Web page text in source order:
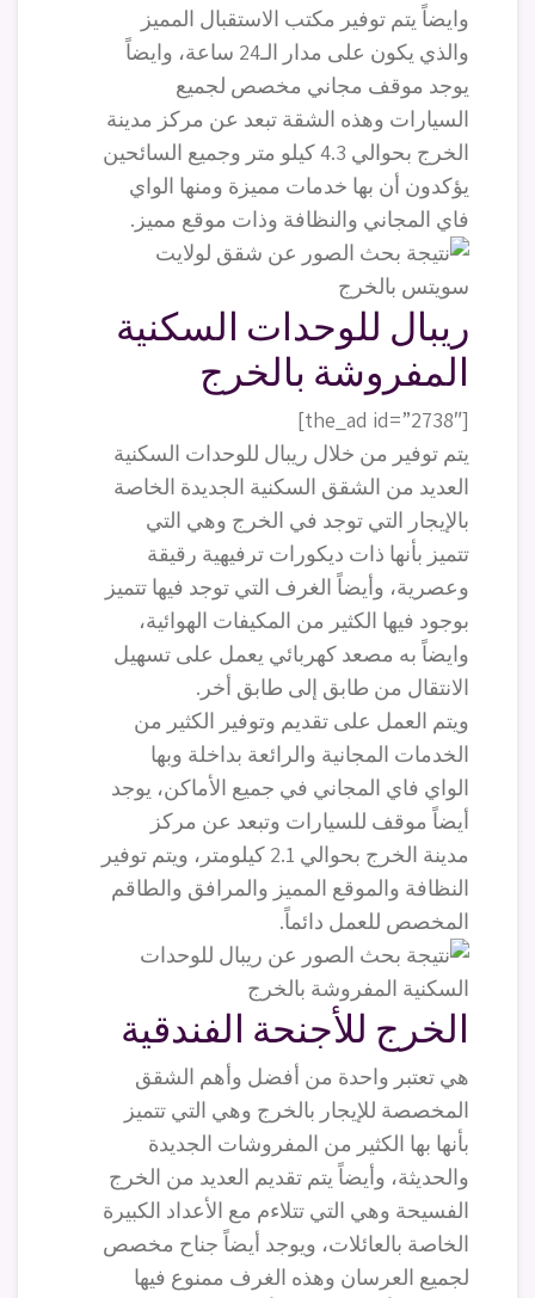
وايضاً يتم توفير مكتب الاستقبال المميز
والذي يكون على مدار الـ24 ساعة، وايضاً
يوجد موقف مجاني مخصص لجميع
السيارات وهذه الشقة تبعد عن مركز مدينة
الخرج بحوالي 4.3 كيلو متر وجميع السائحين
يؤكدون أن بها خدمات مميزة ومنها الواي
فاي المجاني والنظافة وذات موقع مميز.
ريبال للوحدات السكنية
المفروشة بالخرج
[the_ad id=”2738″]
يتم توفير من خلال ريبال للوحدات السكنية
العديد من الشقق السكنية الجديدة الخاصة
بالإيجار التي توجد في الخرج وهي التي
تتميز بأنها ذات ديكورات ترفيهية رقيقة
وعصرية، وأيضاً الغرف التي توجد فيها تتميز
بوجود فيها الكثير من المكيفات الهوائية،
وايضاً به مصعد كهربائي يعمل على تسهيل
الانتقال من طابق إلى طابق أخر.
ويتم العمل على تقديم وتوفير الكثير من
الخدمات المجانية والرائعة بداخلة وبها
الواي فاي المجاني في جميع الأماكن، يوجد
أيضاً موقف للسيارات وتبعد عن مركز
مدينة الخرج بحوالي 2.1 كيلومتر، ويتم توفير
النظافة والموقع المميز والمرافق والطاقم
المخصص للعمل دائماً.
الخرج للأجنحة الفندقية
هي تعتبر واحدة من أفضل وأهم الشقق
المخصصة للإيجار بالخرج وهي التي تتميز
بأنها بها الكثير من المفروشات الجديدة
والحديثة، وأيضاً يتم تقديم العديد من الخرج
الفسيحة وهي التي تتلاءم مع الأعداد الكبيرة
الخاصة بالعائلات، ويوجد أيضاً جناح مخصص
لجميع العرسان وهذه الغرف ممنوع فيها